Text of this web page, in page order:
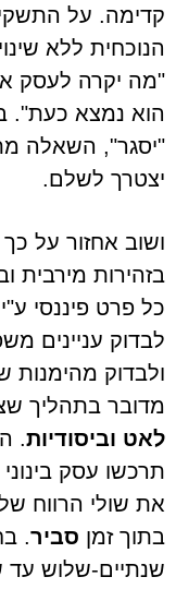
קדימה. על
הנוכחית ללא
"מה יקרה לעסק
הוא נמצא כעת".
"יסגר", השאלה
יצטרך לשלם.
ושוב אחזור על
בזהירות מירבית
כל פרט פיננסי
לבדוק עניינים
ולבדוק
מדובר בתהליך
לאט וביסודיות.
תרכשו עסק
את שולי הרווח
בתוך זמן סביר.
שנתיים-שלוש